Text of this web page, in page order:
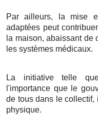
Par ailleurs, la mise
adaptées peut
la maison, abaissant de
les systèmes médicaux.
La initiative telle
l'importance que le
de tous dans le collectif,
physique.